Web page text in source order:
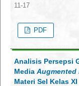
11-17
PDF
Analisis Persepsi
Media Augmented
Materi Sel Kelas